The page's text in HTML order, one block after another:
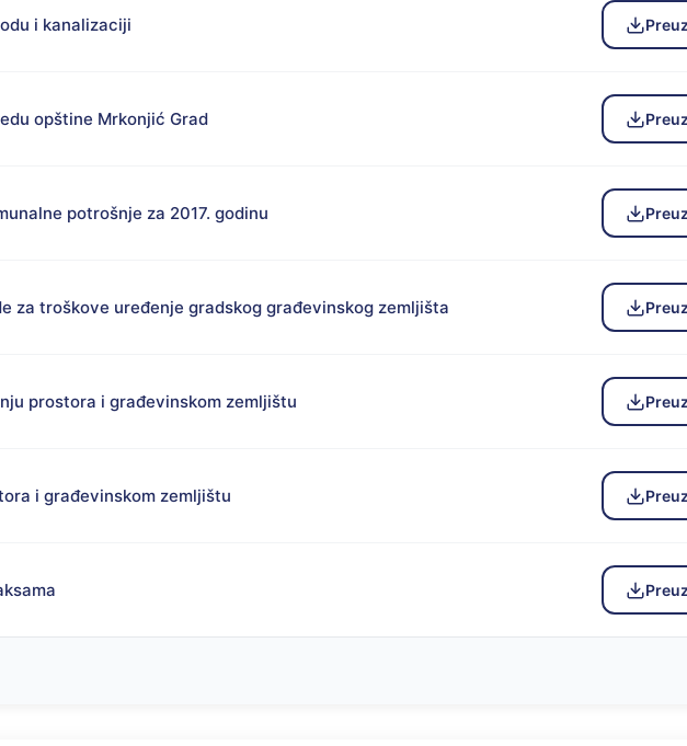
i kanalizaciji
opštine Mrkonjić Grad
potrošnje za 2017. godinu
za troškove uređenje gradskog građevinskog zemljišta
prostora i građevinskom zemljištu
i građevinskom zemljištu